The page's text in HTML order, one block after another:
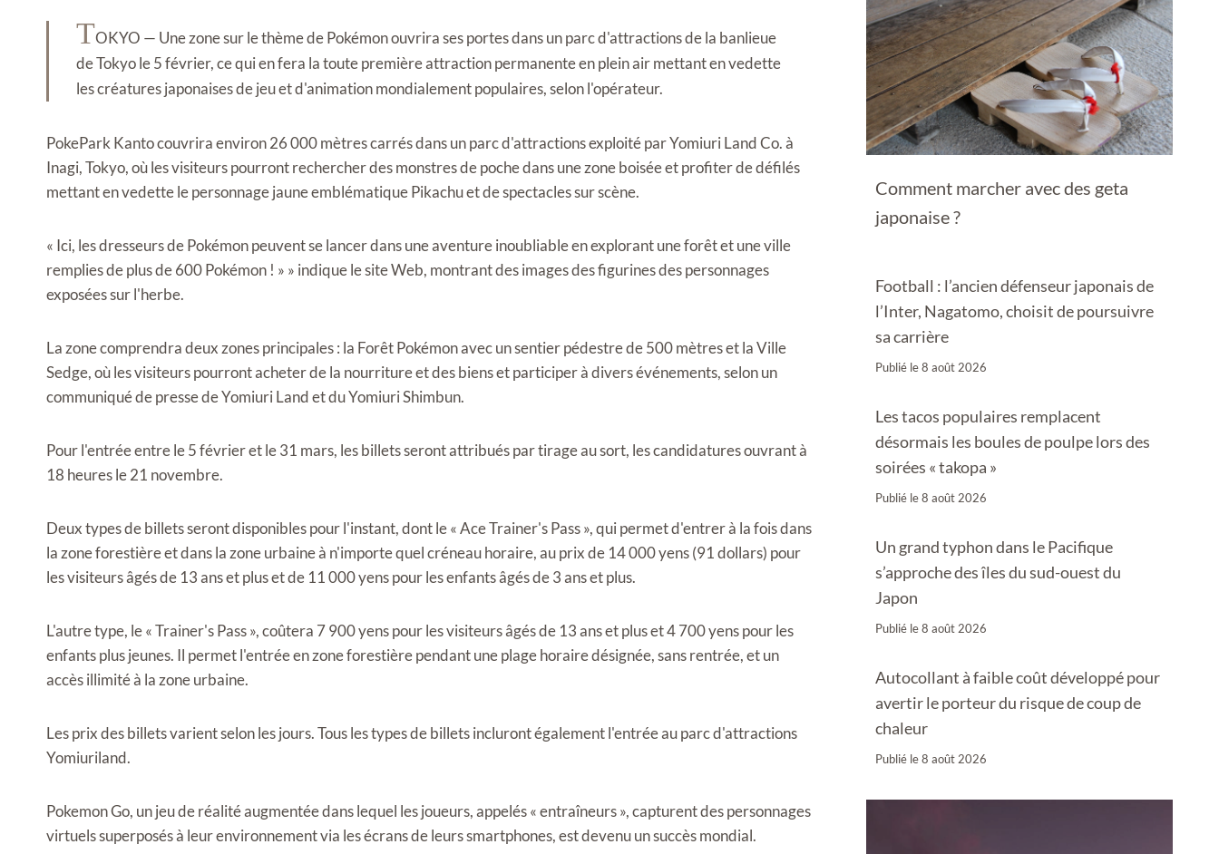
TOKYO — Une zone sur le thème de Pokémon ouvrira ses portes dans un parc d'attractions de la banlieue
de Tokyo le 5 février, ce qui en fera la toute première attraction permanente en plein air mettant en vedette
les créatures japonaises de jeu et d'animation mondialement populaires, selon l'opérateur.
PokePark Kanto couvrira environ 26 000 mètres carrés dans un parc d'attractions exploité par Yomiuri Land Co. à
Inagi, Tokyo, où les visiteurs pourront rechercher des monstres de poche dans une zone boisée et profiter de défilés
mettant en vedette le personnage jaune emblématique Pikachu et de spectacles sur scène.
« Ici, les dresseurs de Pokémon peuvent se lancer dans une aventure inoubliable en explorant une forêt et une ville
remplies de plus de 600 Pokémon ! » » indique le site Web, montrant des images des figurines des personnages
exposées sur l'herbe.
La zone comprendra deux zones principales : la Forêt Pokémon avec un sentier pédestre de 500 mètres et la Ville
Sedge, où les visiteurs pourront acheter de la nourriture et des biens et participer à divers événements, selon un
communiqué de presse de Yomiuri Land et du Yomiuri Shimbun.
Pour l'entrée entre le 5 février et le 31 mars, les billets seront attribués par tirage au sort, les candidatures ouvrant à
18 heures le 21 novembre.
Deux types de billets seront disponibles pour l'instant, dont le « Ace Trainer's Pass », qui permet d'entrer à la fois dans
la zone forestière et dans la zone urbaine à n'importe quel créneau horaire, au prix de 14 000 yens (91 dollars) pour
les visiteurs âgés de 13 ans et plus et de 11 000 yens pour les enfants âgés de 3 ans et plus.
L'autre type, le « Trainer's Pass », coûtera 7 900 yens pour les visiteurs âgés de 13 ans et plus et 4 700 yens pour les
enfants plus jeunes. Il permet l'entrée en zone forestière pendant une plage horaire désignée, sans rentrée, et un
accès illimité à la zone urbaine.
Les prix des billets varient selon les jours. Tous les types de billets incluront également l'entrée au parc d'attractions
Yomiuriland.
Pokemon Go, un jeu de réalité augmentée dans lequel les joueurs, appelés « entraîneurs », capturent des personnages
virtuels superposés à leur environnement via les écrans de leurs smartphones, est devenu un succès mondial.
Comment marcher avec des geta
japonaise ?
Football : l’ancien défenseur japonais de
l’Inter, Nagatomo, choisit de poursuivre
sa carrière
Publié le8 août 2026
Les tacos populaires remplacent
désormais les boules de poulpe lors des
soirées « takopa »
Publié le8 août 2026
Un grand typhon dans le Pacifique
s’approche des îles du sud-ouest du
Japon
Publié le8 août 2026
Autocollant à faible coût développé pour
avertir le porteur du risque de coup de
chaleur
Publié le8 août 2026